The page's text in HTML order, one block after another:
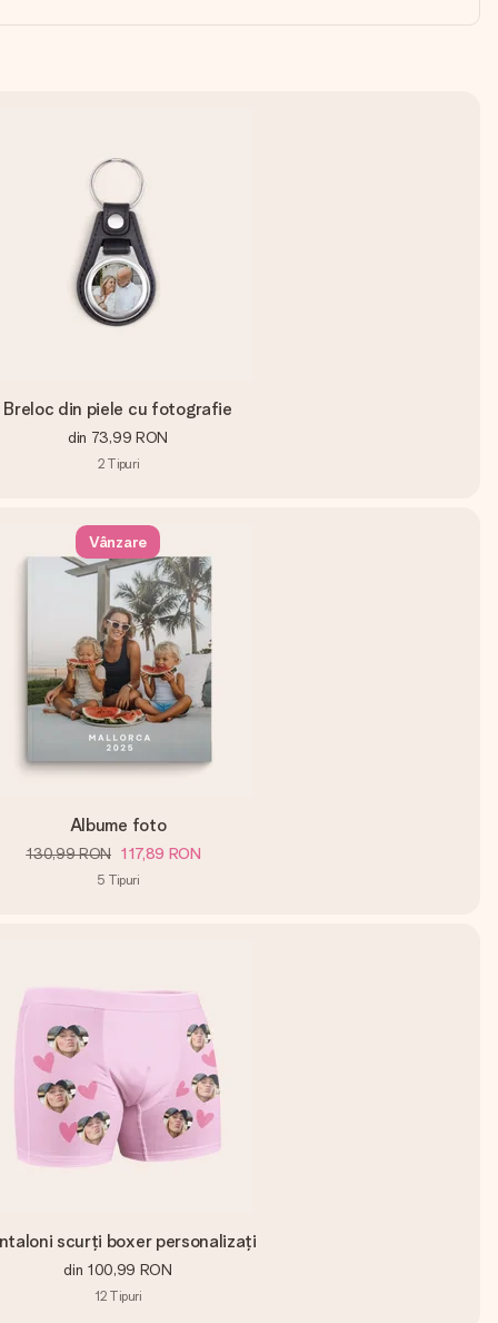
Breloc din piele cu fotografie
din 73,99 RON
2 Tipuri
Vânzare
Albume foto
130,99 RON 117,89 RON
5 Tipuri
scurți boxer personalizați
din 100,99 RON
12 Tipuri